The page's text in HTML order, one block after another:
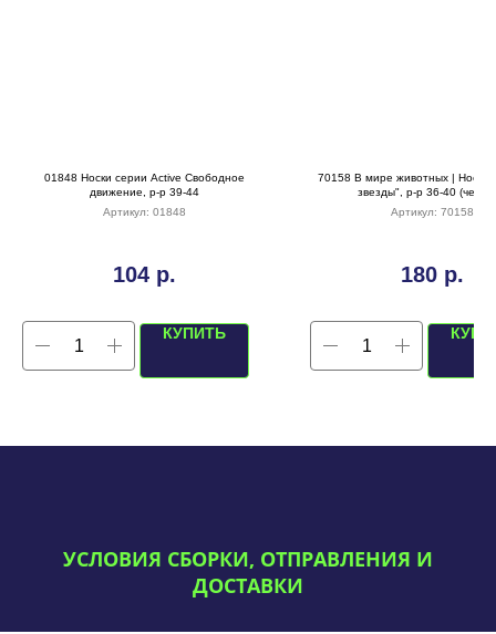
01848 Носки серии Active Свободное
движение, р-р 39-44
Артикул: 01848
104 р.
КУПИТЬ
70158 В мире животных | Носки
звезды", р-р 36-40
Артикул: 70158
180 р.
УСЛОВИЯ СБОРКИ, ОТПРАВЛЕНИЯ И
ДОСТАВКИ